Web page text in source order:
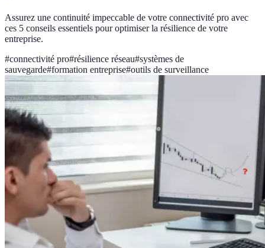
Assurez une continuité impeccable de votre connectivité pro avec
ces 5 conseils essentiels pour optimiser la résilience de votre
entreprise.
#connectivité pro#résilience réseau#systèmes de
sauvegarde#formation entreprise#outils de surveillance